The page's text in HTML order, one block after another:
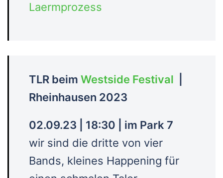
Laermprozess
TLR beim Westside Festival
Rheinhausen 2023
02.09.23 | 18:30 | im Park 7
wir sind die dritte von vier
Bands, kleines Happening für